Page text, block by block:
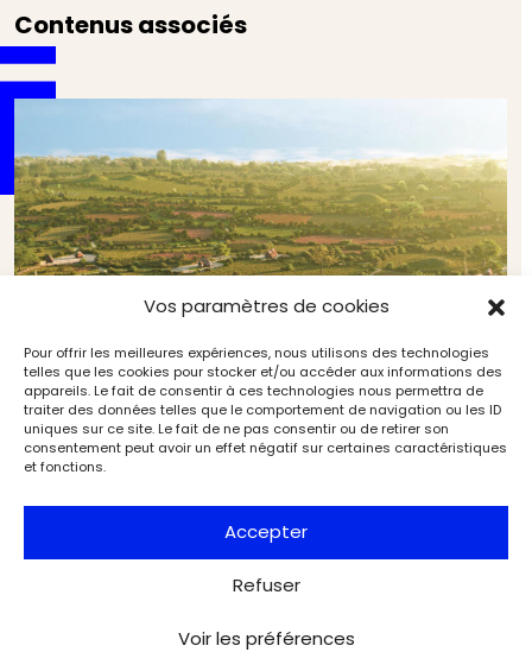
Vos paramètres de cookies
Pour offrir les meilleures expériences, nous utilisons des technologies
telles que les cookies pour stocker et/ou accéder aux informations des
appareils. Le fait de consentir à ces technologies nous permettra de
traiter des données telles que le comportement de navigation ou les ID
uniques sur ce site. Le fait de ne pas consentir ou de retirer son
consentement peut avoir un effet négatif sur certaines caractéristiques
et fonctions.
Accepter
Refuser
Voir les préférences
Contenus associés
L’Âge du bronze, premier âge d’or de l’Europe
(5/5). Occuper l’espace et structurer la société